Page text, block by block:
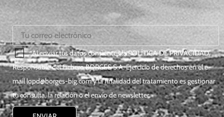
*Al enviar tus datos consientes laPOLÍTICA DE PRIVACIDAD.
Responsable del Fichero BORGES S.A. Ejercicio de derechos en el e-
maillopd@borges-big.comy la finalidad del tratamiento es gestionar
tu consulta, la relación o el envío de newsletter.